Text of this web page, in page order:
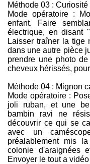
Méthode 03 :
Mode opératoire :
enfant. Faire
électrique, en disant
Laisser traîner la tige
dans une autre pièce
prendre une photo
cheveux hérissés,
Méthode 04 : Mignon
Mode opératoire :
joli ruban, et une
bambin ravi ne
découvrir ce qui se
avec un
préalablement mis
colonie d'araignées
Envoyer le tout a